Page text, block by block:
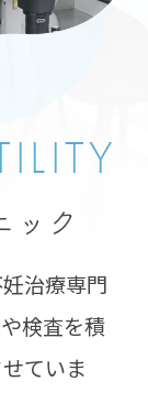
ック
治療専門
検査を積
ていま